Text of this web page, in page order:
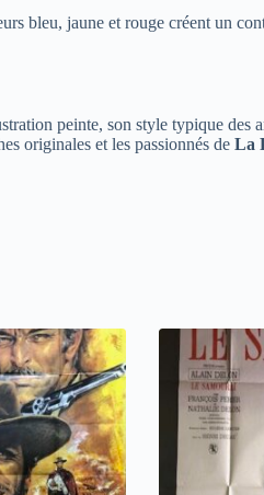
bleu, jaune et rouge créent un
peinte, son style typique des
originales et les passionnés de La